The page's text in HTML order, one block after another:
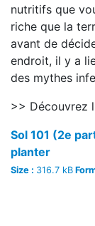
nutritifs que
riche que la
avant de
endroit, il y a
des mythes
>> Découvrez
Sol 101 (2e
planter
Size : 316.7 kB